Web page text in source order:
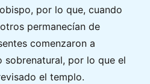
por lo que, cuando
permanecían de
comenzaron a
sobrenatural, por lo que el
el templo.